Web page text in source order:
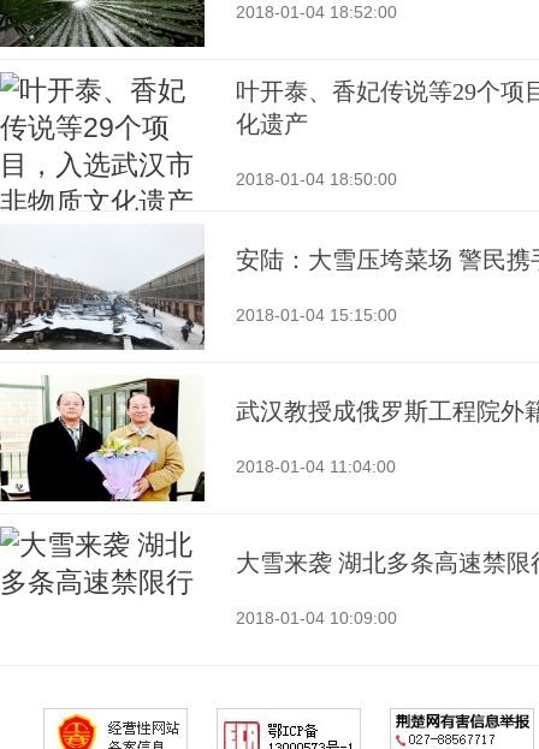
2018-01-04 18:52:00
叶开泰、香妃传说等29个项
化遗产
2018-01-04 18:50:00
安陆：大雪压垮菜场 警民携
2018-01-04 15:15:00
武汉教授成俄罗斯工程院外
2018-01-04 11:04:00
大雪来袭 湖北多条高速禁限
2018-01-04 10:09:00